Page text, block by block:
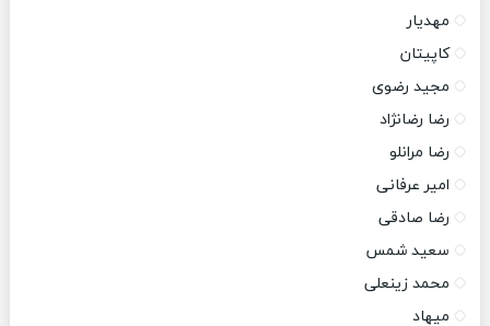
مهدیار
کاپیتان
مجید رضوی
رضا رضانژاد
رضا مرانلو
امیر عرفانی
رضا صادقی
سعید شمس
محمد زینعلی
میهاد